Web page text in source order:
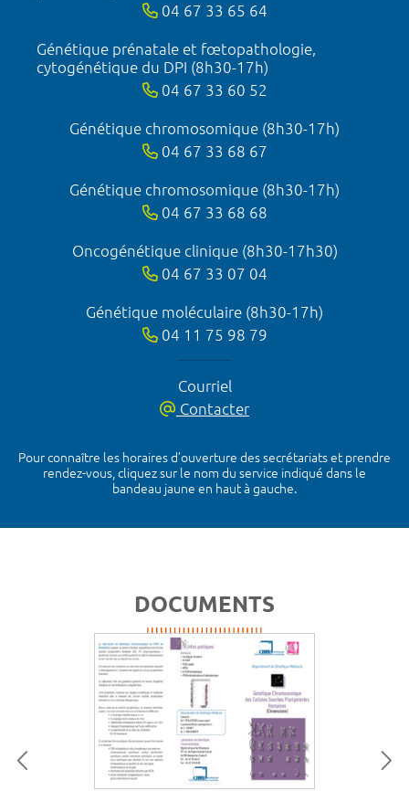
04 67 33 65 64
Génétique prénatale et fœtopathologie,
cytogénétique du DPI (8h30-17h)
04 67 33 60 52
Génétique chromosomique (8h30-17h)
04 67 33 68 67
Génétique chromosomique (8h30-17h)
04 67 33 68 68
Oncogénétique clinique (8h30-17h30)
04 67 33 07 04
Génétique moléculaire (8h30-17h)
04 11 75 98 79
Courriel
Contacter
Pour connaître les horaires d’ouverture des secrétariats et prendre
rendez-vous, cliquez sur le nom du service indiqué dans le
bandeau jaune en haut à gauche.
DOCUMENTS